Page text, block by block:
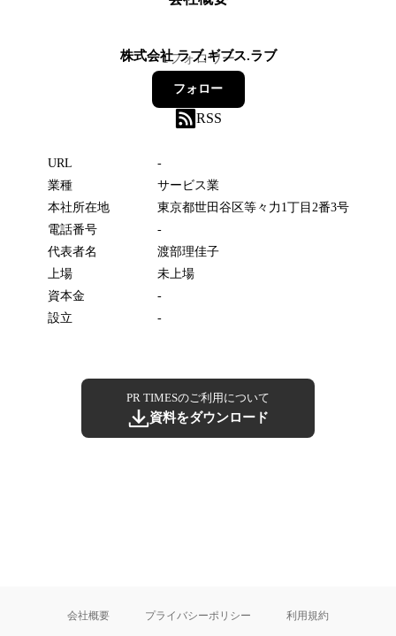
株式会社 ラブ.ギブス.ラブ
1フォロワー
フォロー
RSS
URL
-
業種
サービス業
本社所在地
東京都世田谷区等々力1丁目2番3号
電話番号
-
代表者名
渡部理佳子
上場
未上場
資本金
-
設立
-
PR TIMESのご利用について
資料をダウンロード
会社概要 プライバシーポリシー 利用規約